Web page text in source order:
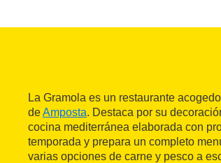
La Gramola es un restaurante
deAmposta. Destaca por su
cocina mediterránea elaborada con
temporada y prepara un completo
varias opciones de carne y pesco a